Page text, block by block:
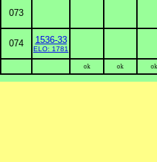
073
074 1536-33
ELO: 1781
ok ok ok